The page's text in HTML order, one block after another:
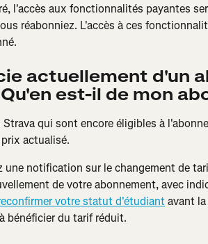
l'accès aux fonctionnalités payantes
réabonniez. L'accès à ces
actuellement d'un
est-il de mon
Strava qui sont encore éligibles à
actualisé.
une notification sur le changement de
de votre abonnement, avec
votre statut d'étudiant avant
bénéficier du tarif réduit.